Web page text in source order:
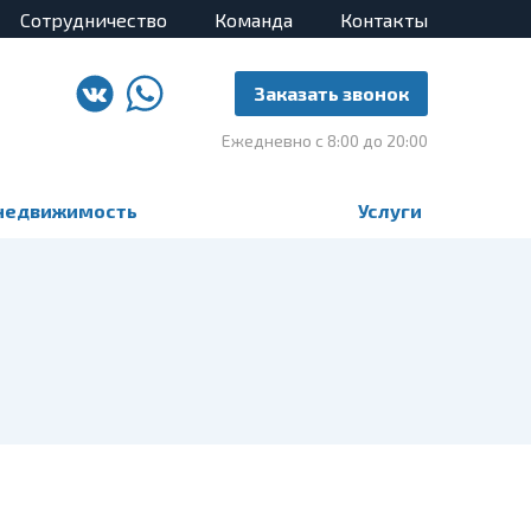
Сотрудничество Команда Контакты
Заказать звонок
Ежедневно с 8:00 до 20:00
Услуги